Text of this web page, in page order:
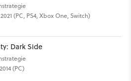
(PC, PS4, Xbox One, Switch)
Dark Side
(PC)